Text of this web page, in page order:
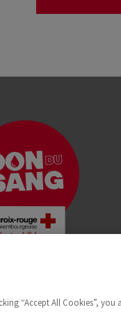
“Accept All Cookies”,